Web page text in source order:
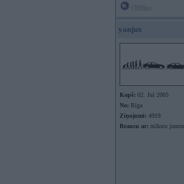
yanjux
Kopš: 02. Jul 2005
No: Rīga
Ziņojumi: 4919
Braucu ar: mīkstu jumtu